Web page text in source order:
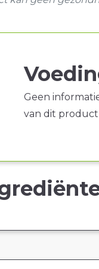
Geen
van dit product